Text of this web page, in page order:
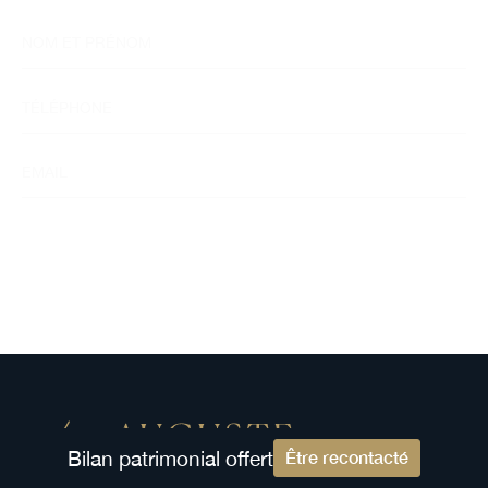
Bilan patrimonial offert Être recontacté